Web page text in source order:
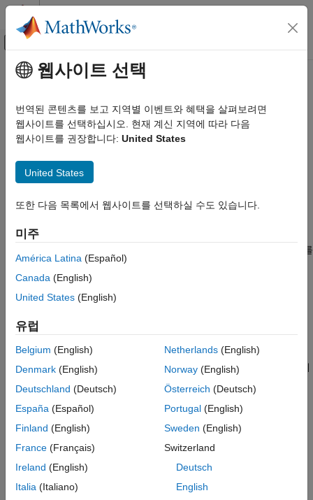
콘텐츠로 바로 가기
오프캔버스 탐색 메뉴 토글
문서 홈
언어 기본 사항
데이터형
addevent
설명
입력 인수
버전 내역
참고 항목
주요 콘텐츠
addevent
timeseries에 이벤트 추가
구문
tsout = addevent(tsin,eventname,eventtime)
설명
를
timeseries객체tsin에 추가합니다. 이벤트
tsdata.event객체 또는
있습니다.
tsout = addevent(
객체를 만들고 이를tsin의Events속성에 추가합니다. 인수
eventname은 단일 이벤트 이름 문자형 벡터 또는 이벤트 이름
문자형 벡터로 구성된 셀형 배열일 수 있습니다.eventtime
은 그에
대응하는 이벤트 시간 또는 이벤트 시간으로 구성된 셀형
배열입니다.
예제
예제
모두 축소
웹사이트 선택
번역된 콘텐츠를 보고 지역별 이벤트와 혜택을 살펴보려면
웹사이트를 선택하십시오. 현재 계신 지역에 따라 다음
웹사이트를 권장합니다: United States
United States
또한 다음 목록에서 웹사이트를 선택하실 수도 있습니다.
미주
América Latina (Español)
Canada (English)
United States (English)
유럽
Belgium (English)
Denmark (English)
Deutschland (Deutsch)
España (Español)
Finland (English)
France (Français)
Ireland (English)
Italia (Italiano)
Netherlands(English)
Norway(English)
Österreich (Deutsch)
Portugal(English)
Sweden (English)
Switzerland
Deutsch
English